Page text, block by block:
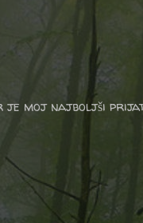
je moj najboljši